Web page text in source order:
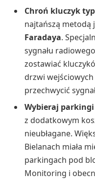
Chroń kluczyk
najtańszą metodą
Faradaya.
sygnału
zostawiać
drzwi
przechwycić
Wybieraj
z dodatkowym
nieubłagane.
Bielanach miała
parkingach pod
Monitoring i